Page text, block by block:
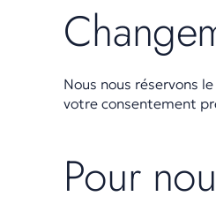
Nous nous réservons
votre consentement
Pour